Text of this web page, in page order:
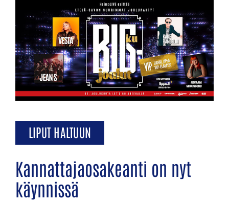
LIPUT HALTUUN
Kannattajaosakeanti on nyt
käynnissä